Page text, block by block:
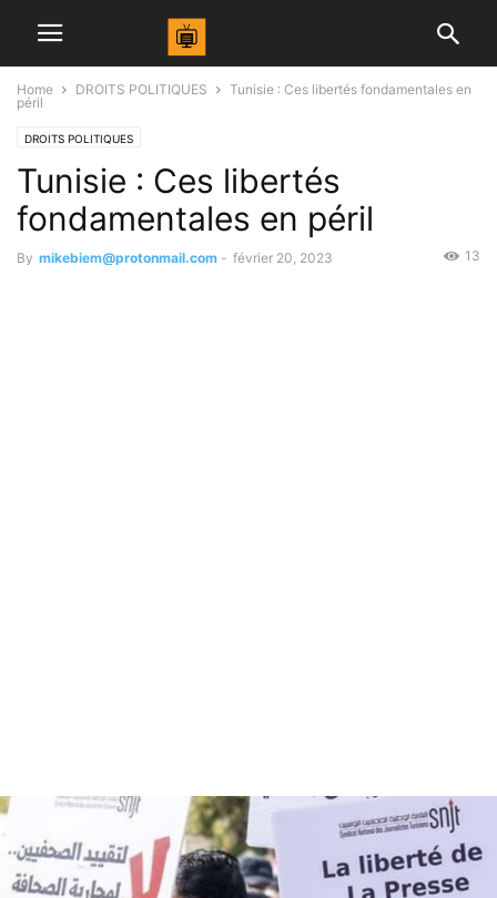
Home DROITS POLITIQUES
Tunisie : Ces libertés fondamentales en
péril
DROITS POLITIQUES
Tunisie : Ces libertés
fondamentales en péril
By mikebiem@protonmail.com - février 20, 2023 13